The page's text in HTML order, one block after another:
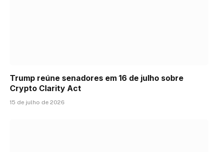
Trump reúne senadores em 16 de julho sobre
Crypto Clarity Act
15 de julho de 2026